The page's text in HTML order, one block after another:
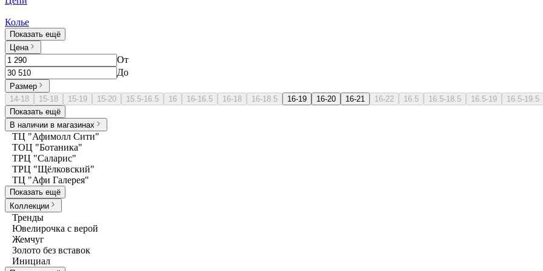
Колье
Показать ещё
Цена
От
До
Размер
14-18
15-18 15-19 15-20 15.5-16.5 16 16-16.5 16-18 16-18.5 16-19 16-20 16-21 16-22 16.5 16.5-18.5 16.5-19 16.5-19.5
Показать ещё
В наличии в магазинах
ТЦ "Афимолл Сити"
ТОЦ "Ботаника"
ТРЦ "Саларис"
ТРЦ "Щёлковский"
ТЦ "Афи Галерея"
Показать ещё
Коллекции
Тренды
Ювелирочка с верой
Жемчуг
Золото без вставок
Инициал